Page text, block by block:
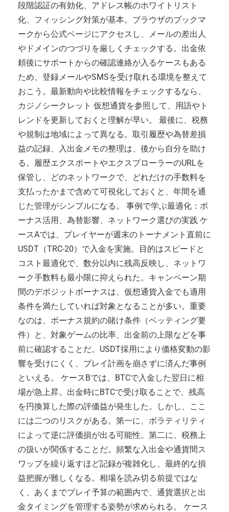
段階認証の有効化、アドレス帳のホワイトリスト
化、フィッシング対策が基本。ブラウザのブックマ
ークから公式ページにアクセスし、メールの差出人
やドメインのつづりを厳しくチェックする。出金依
頼後にサポートからの確認連絡が入るケースもある
ため、登録メールやSMSを受け取れる環境を整えて
おこう。最新動向や比較情報をチェックするなら、
カジノシークレット 仮想通貨を参照して、用語やト
レンドを更新しておくと理解が早い。 最後に、税務
や規制は地域によって異なる。取引履歴や為替差損
益の記録、入出金メモの整理は、後から自分を助け
る。履歴エクスポートやエクスプローラーのURLを
保管し、どのネットワークで、どれだけの手数料を
支払ったかまで含めて可視化しておくと、年間を通
じた管理がシンプルになる。 事例で学ぶ最適化：ボ
ーナス活用、為替影響、ネットワーク選びの実践 ケ
ースAでは、プレイヤーが週末のトーナメント直前に
USDT（TRC-20）で入金を実施。目的はスピードと
コスト最適化で、数分以内に残高反映し、ネットワ
ーク手数料も最小限に抑えられた。キャンペーン期
間のデポジットボーナスは、仮想通貨入金でも適用
条件を満たしていれば対象となることが多い。重要
なのは、ボーナス規約の賭け条件（ベッティング要
件）と、対象ゲームの比率、出金前の上限などを事
前に確認することだ。USDT採用により価格変動の影
響を受けにくく、プレイ計画を崩さずに済んだ事例
といえる。 ケースBでは、BTCで入金した翌日に相
場が急上昇。出金時にBTCで受け取ることで、残高
を円換算した際の評価益が発生した。しかし、ここ
には二つのリスクがある。第一に、ボラティリティ
によって逆に評価損が出る可能性。第二に、税務上
の扱いが関係することだ。頻繁な入出金や通貨間ス
ワップを繰り返すほど記録が複雑化し、最終的な損
益把握が難しくなる。相場を読み切る前提ではな
く、あくまでプレイ予算の範囲内で、通貨選択と出
金タイミングを管理する姿勢が求められる。 ケース